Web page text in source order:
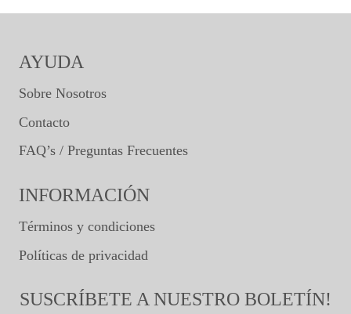
AYUDA
Sobre Nosotros
Contacto
FAQ’s / Preguntas Frecuentes
INFORMACIÓN
Términos y condiciones
Políticas de privacidad
SUSCRÍBETE A NUESTRO BOLETÍN!